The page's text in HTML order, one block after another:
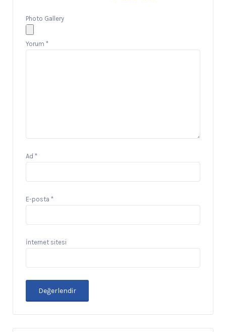
Photo Gallery
Yorum *
Ad *
E-posta *
İnternet sitesi